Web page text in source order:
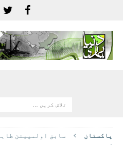
پاکستان
سابق اولمپیئن